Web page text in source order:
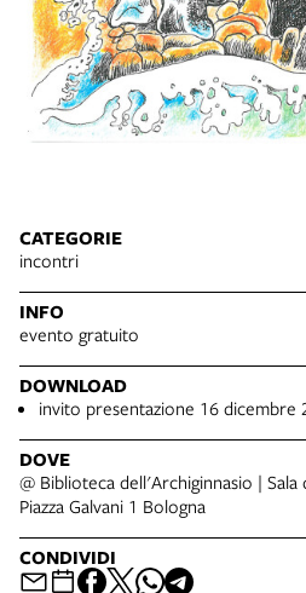
CATEGORIE
incontri
INFO
evento gratuito
DOWNLOAD
invito presentazione 16 dicembre
DOVE
@ Biblioteca dell'Archiginnasio |
Piazza Galvani 1 Bologna
CONDIVIDI